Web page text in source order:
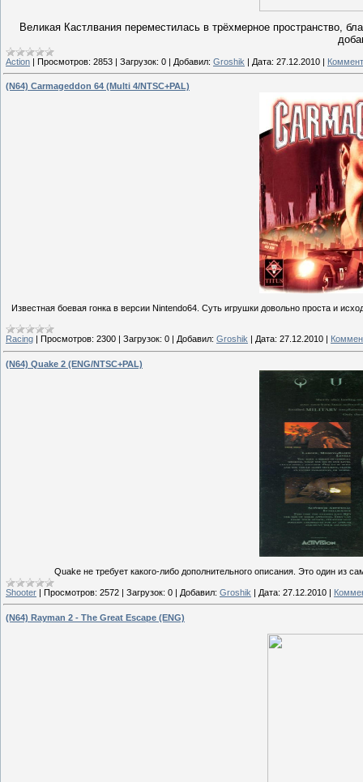
Великая Кастлвания переместилась в трёхмерное пространство,
Action | Просмотров: 2853 | Загрузок: 0 | Добавил: Groshik | Дата: 27.12.2010 |
(N64) Carmageddon 64 (Multi 4/NTSC+PAL)
Известная боевая гонка в версии Nintendo64. Суть игрушки довольно проста и
Racing Просмотров: 2300 Загрузок: 0 Добавил: Groshik Дата: 27.12.2010
(N64) Quake 2 (ENG/NTSC+PAL)
Quake не требует какого-либо дополнительного описания. Это один из
Shooter | Просмотров: 2572 | Загрузок: 0 | Добавил: Groshik | Дата: 27.12.2010 |
(N64) Rayman 2 - The Great Escape (ENG)